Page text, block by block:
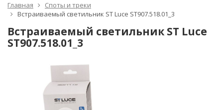
Главная
Споты и треки
Встраиваемый светильник ST Luce ST907.518.01_3
Встраиваемый светильник ST Luce
ST907.518.01_3